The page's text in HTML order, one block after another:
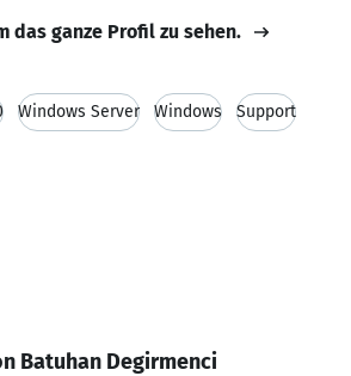
das ganze Profil zu sehen.
Windows Server Windows Support
Batuhan Degirmenci